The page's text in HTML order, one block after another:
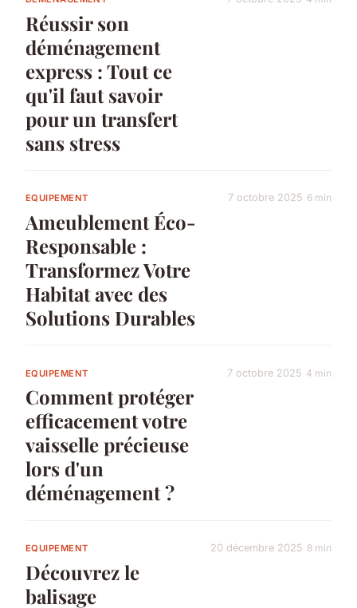
Réussir son
déménagement
express : Tout ce
qu'il faut savoir
pour un transfert
sans stress
EQUIPEMENT
Ameublement Éco-
Responsable :
Transformez Votre
Habitat avec des
Solutions Durables
7 octobre 2025 6 min
EQUIPEMENT
Comment protéger
efficacement votre
vaisselle précieuse
lors d'un
déménagement ?
7 octobre 2025 4 min
EQUIPEMENT
Découvrez le
balisage
20 décembre 2025 8 min